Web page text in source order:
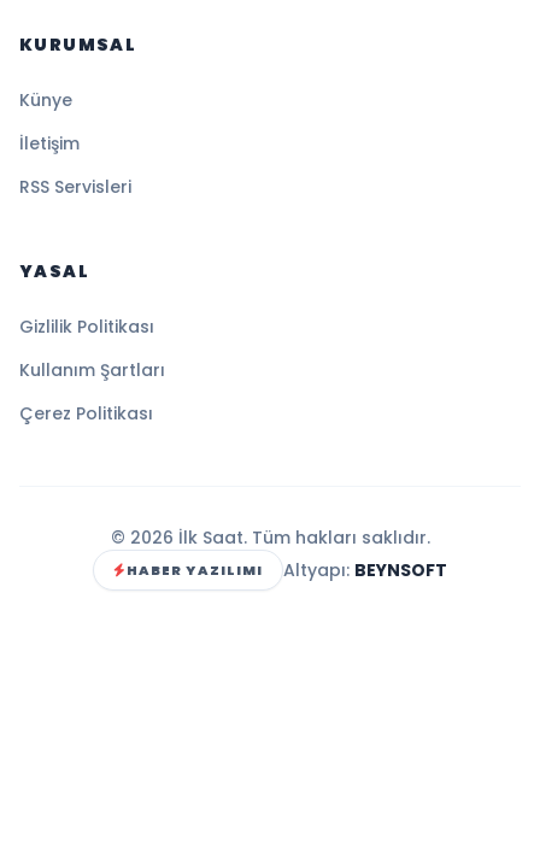
KURUMSAL
Künye
İletişim
RSS Servisleri
YASAL
Gizlilik Politikası
Kullanım Şartları
Çerez Politikası
© 2026 İlk Saat. Tüm hakları saklıdır.
HABER YAZILIMI Altyapı: BEYNSOFT